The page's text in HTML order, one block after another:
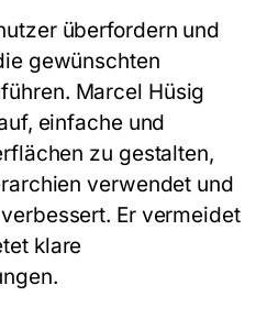
überfordern und
gewünschten
Marcel Hüsig
einfache und
zu gestalten,
verwendet und
Er vermeidet
klare